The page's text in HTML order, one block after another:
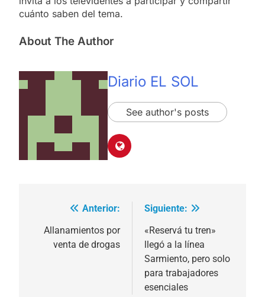
cuánto saben del tema.
About The Author
Diario EL SOL
See author's posts
Navegación
de
Anterior:
Allanamientos por
venta de drogas
Siguiente:
«Reservá tu tren»
llegó a la línea
Sarmiento, pero solo
para trabajadores
esenciales